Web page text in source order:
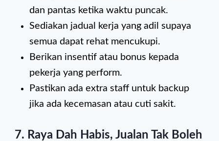
dan pantas ketika waktu puncak.
Sediakan jadual kerja yang adil supaya
semua dapat rehat mencukupi.
Berikan insentif atau bonus kepada
pekerja yang perform.
Pastikan ada extra staff untuk backup
jika ada kecemasan atau cuti sakit.
7. Raya Dah Habis, Jualan Tak Boleh